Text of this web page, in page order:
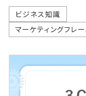
ビジネス知識
マーケティングフレ